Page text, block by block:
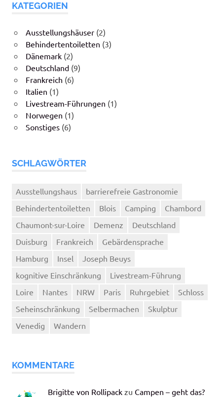
KATEGORIEN
Ausstellungshäuser(2)
Behindertentoiletten (3)
Dänemark(2)
Deutschland(9)
Frankreich (6)
Italien (1)
Livestream-Führungen (1)
Norwegen (1)
Sonstiges(6)
SCHLAGWÖRTER
Ausstellungshaus
barrierefreie Gastronomie
Behindertentoiletten
Blois Camping
Chambord
Chaumont-sur-Loire
Demenz
Deutschland
Duisburg
Frankreich
Gebärdensprache
Hamburg
Insel
Joseph Beuys
kognitive Einschränkung
Livestream-Führung
Loire
Nantes NRW Paris Ruhrgebiet
Schloss
Seheinschränkung
Selbermachen
Skulptur
Venedig
Wandern
KOMMENTARE
Brigitte von Rollipackzu Campen – geht das?